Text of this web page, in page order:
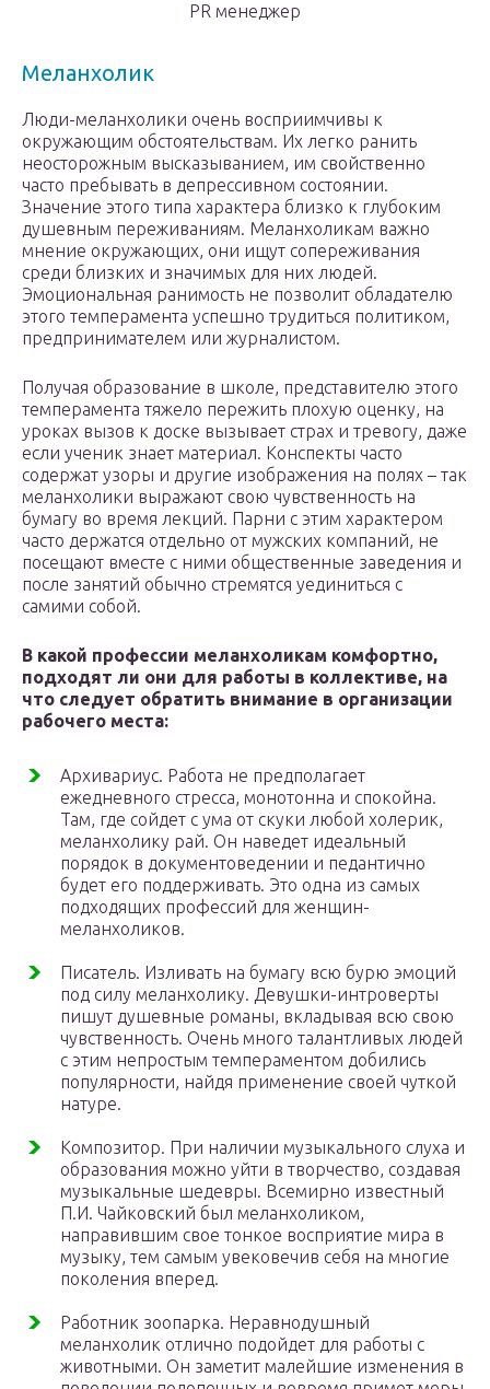
PR менеджер
Меланхолик
Люди-меланхолики очень восприимчивы к
окружающим обстоятельствам. Их легко ранить
неосторожным высказыванием, им свойственно
часто пребывать в депрессивном состоянии.
Значение этого типа характера близко к глубоким
душевным переживаниям. Меланхоликам важно
мнение окружающих, они ищут сопереживания
среди близких и значимых для них людей.
Эмоциональная ранимость не позволит обладателю
этого темперамента успешно трудиться политиком,
предпринимателем или журналистом.
Получая образование в школе, представителю этого
темперамента тяжело пережить плохую оценку, на
уроках вызов к доске вызывает страх и тревогу, даже
если ученик знает материал. Конспекты часто
содержат узоры и другие изображения на полях – так
меланхолики выражают свою чувственность на
бумагу во время лекций. Парни с этим характером
часто держатся отдельно от мужских компаний, не
посещают вместе с ними общественные заведения и
после занятий обычно стремятся уединиться с
самими собой.
В какой профессии меланхоликам комфортно,
подходят ли они для работы в коллективе, на
что следует обратить внимание в организации
рабочего места:
Архивариус. Работа не предполагает
ежедневного стресса, монотонна и спокойна.
Там, где сойдет с ума от скуки любой холерик,
меланхолику рай. Он наведет идеальный
порядок в документоведении и педантично
будет его поддерживать. Это одна из самых
подходящих профессий для женщин-
меланхоликов.
Писатель. Изливать на бумагу всю бурю эмоций
под силу меланхолику. Девушки-интроверты
пишут душевные романы, вкладывая всю свою
чувственность. Очень много талантливых людей
с этим непростым темпераментом добились
популярности, найдя применение своей чуткой
натуре.
Композитор. При наличии музыкального слуха и
образования можно уйти в творчество, создавая
музыкальные шедевры. Всемирно известный
П.И. Чайковский был меланхоликом,
направившим свое тонкое восприятие мира в
музыку, тем самым увековечив себя на многие
поколения вперед.
Работник зоопарка. Неравнодушный
меланхолик отлично подойдет для работы с
животными. Он заметит малейшие изменения в